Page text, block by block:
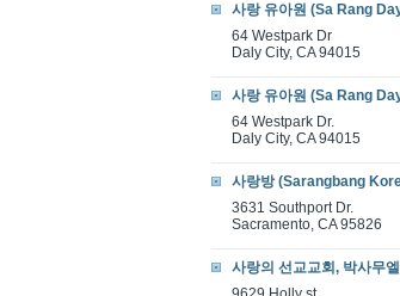
사랑 유아원 (Sa Rang
64 Westpark Dr
Daly City, CA 94015
사랑 유아원 (Sa Rang
64 Westpark Dr.
Daly City, CA 94015
사랑방 (Sarangbang
3631 Southport Dr.
Sacramento, CA 95826
사랑의 선교교회, 박사무